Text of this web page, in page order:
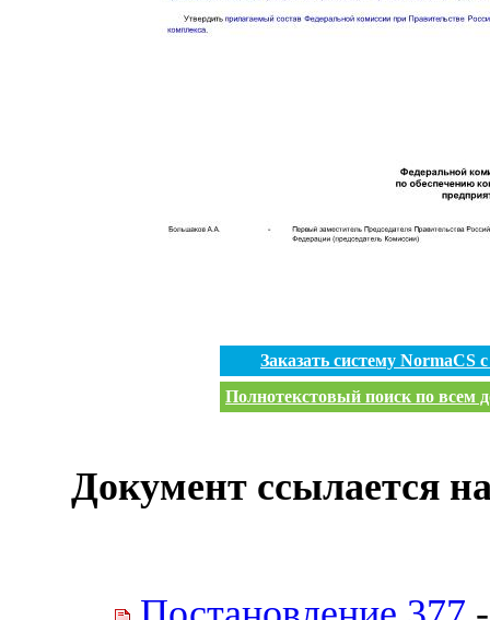
Заказать систему
Полнотекстовый поиск по всем
Документ ссылается